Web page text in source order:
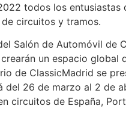
todos los
circuitos y tramos.
Salón de Automóvil de
un espacio
de ClassicMadrid se
del 26 de marzo al 2 de
circuitos de España,